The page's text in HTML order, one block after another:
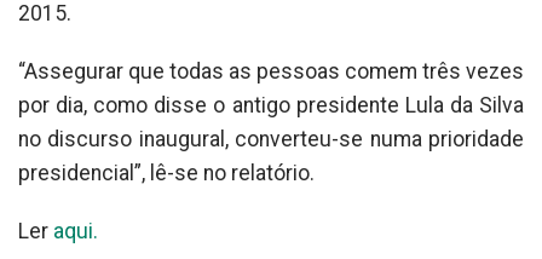
2015.
“Assegurar que todas as pessoas comem três vezes
por dia, como disse o antigo presidente Lula da Silva
no discurso inaugural, converteu-se numa prioridade
presidencial”, lê-se no relatório.
Ler aqui.